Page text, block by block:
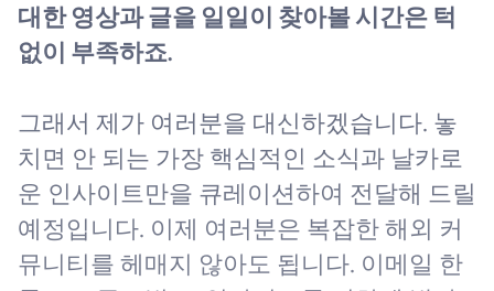
대한 영상과 글을 일일이 찾아볼 시간은 턱
없이 부족하죠.
그래서 제가 여러분을 대신하겠습니다. 놓
치면 안 되는 가장 핵심적인 소식과 날카로
운 인사이트만을 큐레이션하여 전달해 드릴
예정입니다. 이제 여러분은 복잡한 해외 커
뮤니티를 헤매지 않아도 됩니다. 이메일 한